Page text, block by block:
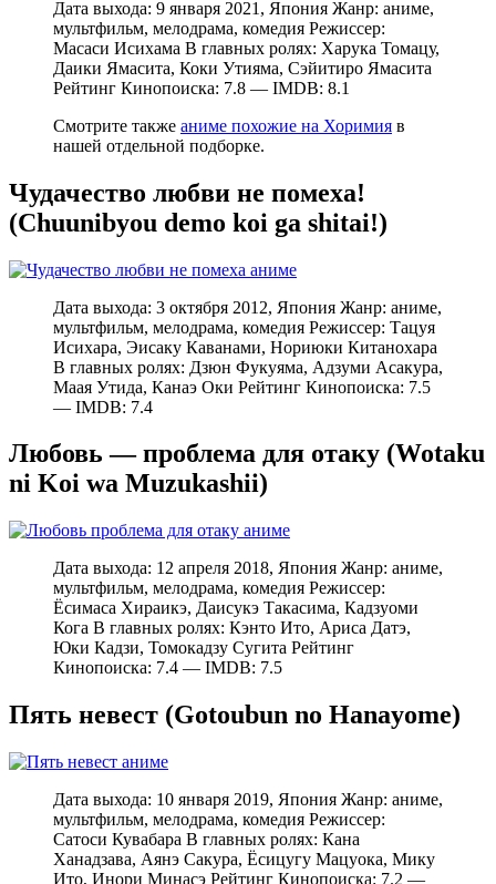
Дата выхода: 9 января 2021, Япония Жанр: аниме,
мультфильм, мелодрама, комедия Режиссер:
Масаси Исихама В главных ролях: Харука Томацу,
Даики Ямасита, Коки Утияма, Сэйитиро Ямасита
Рейтинг Кинопоиска: 7.8 — IMDB: 8.1
Смотрите также аниме похожие на Хоримия в
нашей отдельной подборке.
Чудачество любви не помеха!
(Chuunibyou demo koi ga shitai!)
Дата выхода: 3 октября 2012, Япония Жанр: аниме,
мультфильм, мелодрама, комедия Режиссер: Тацуя
Исихара, Эисаку Каванами, Нориюки Китанохара
В главных ролях: Дзюн Фукуяма, Адзуми Асакура,
Маая Утида, Канаэ Оки Рейтинг Кинопоиска: 7.5
— IMDB: 7.4
Любовь — проблема для отаку (Wotaku
ni Koi wa Muzukashii)
Дата выхода: 12 апреля 2018, Япония Жанр: аниме,
мультфильм, мелодрама, комедия Режиссер:
Ёсимаса Хираикэ, Даисукэ Такасима, Кадзуоми
Кога В главных ролях: Кэнто Ито, Ариса Датэ,
Юки Кадзи, Томокадзу Сугита Рейтинг
Кинопоиска: 7.4 — IMDB: 7.5
Пять невест (Gotoubun no Hanayome)
Дата выхода: 10 января 2019, Япония Жанр: аниме,
мультфильм, мелодрама, комедия Режиссер:
Сатоси Кувабара В главных ролях: Кана
Ханадзава, Аянэ Сакура, Ёсицугу Мацуока, Мику
Ито, Инори Минасэ Рейтинг Кинопоиска: 7.2 —